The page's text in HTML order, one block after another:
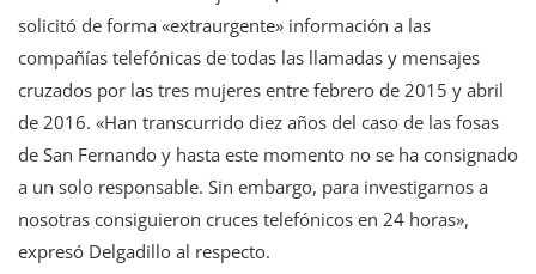
solicitó de forma «extraurgente» información a las
compañías telefónicas de todas las llamadas y mensajes
cruzados por las tres mujeres entre febrero de 2015 y abril
de 2016. «Han transcurrido diez años del caso de las fosas
de San Fernando y hasta este momento no se ha consignado
a un solo responsable. Sin embargo, para investigarnos a
nosotras consiguieron cruces telefónicos en 24 horas»,
expresó Delgadillo al respecto.